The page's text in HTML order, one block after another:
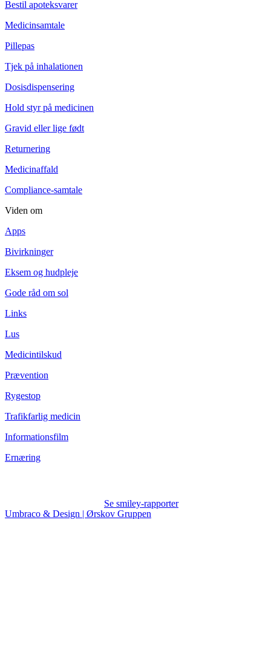
Bestil apoteksvarer
Medicinsamtale
Pillepas
Tjek på inhalationen
Dosisdispensering
Hold styr på medicinen
Gravid eller lige født
Returnering
Medicinaffald
Compliance-samtale
Viden om
Apps
Bivirkninger
Eksem og hudpleje
Gode råd om sol
Links
Lus
Medicintilskud
Prævention
Rygestop
Trafikfarlig medicin
Informationsfilm
Ernæring
Se smiley-rapporter
Umbraco & Design | Ørskov Gruppen